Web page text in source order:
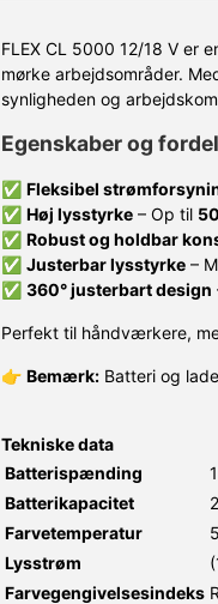
FLEX CL 5000 12/18 V er
mørke arbejdsområder.
synligheden og
Egenskaber og
✅ Fleksibel
✅ Høj lysstyrke – Op til
✅ Robust og holdbar
✅ Justerbar lysstyrke –
✅ 360° justerbart design
Perfekt til håndværkere,
👉 Bemærk: Batteri og
Tekniske data
Batterispænding
Batterikapacitet
Farvetemperatur
Lysstrøm
Farvegengivelsesindeks